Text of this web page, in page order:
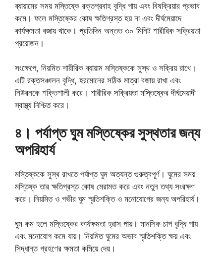
ব্যায়ামের সময় মস্তিষ্কে রক্তপ্রবাহ বৃদ্ধি পায় এবং বিষক্রিয়ার প্রভাব
কমে। ফলে মস্তিষ্কের কোষ ক্ষতিগ্রস্ত হয় না এবং দীর্ঘমেয়াদে
কার্যক্ষমতা বজায় থাকে। প্রতিদিন অন্তত ৩০ মিনিট শারীরিক সক্রিয়তা
প্রয়োজন।
সংক্ষেপে, নিয়মিত শারীরিক ব্যায়াম মস্তিষ্ককে সুস্থ ও সক্রিয় রাখে।
এটি রক্তসঞ্চালন বৃদ্ধি, হরমোনের সঠিক মাত্রা বজায় রাখা এবং
নিউরনকে শক্তিশালী করে। শারীরিক সক্রিয়তা মস্তিষ্কের দীর্ঘমেয়াদী
স্বাস্থ্য নিশ্চিত করে।
৪। পর্যাপ্ত ঘুম মস্তিষ্কের সুস্থতার জন্য
অপরিহার্য
মস্তিষ্ককে সুস্থ রাখতে পর্যাপ্ত ঘুম অত্যন্ত গুরুত্বপূর্ণ। ঘুমের সময়
মস্তিষ্ক তার ক্ষতিগ্রস্ত কোষ মেরামত করে এবং নতুন তথ্য সংরক্ষণ
করে। নিয়মিত ও গভীর ঘুম স্মৃতিশক্তি ও মনোযোগের জন্য অপরিহার্য।
ঘুম কম হলে মস্তিষ্কের কার্যক্ষমতা হ্রাস পায়। মানসিক চাপ বৃদ্ধি পায়
এবং মনোযোগ কমে যায়। নিয়মিত ঘুমের অভাব স্মৃতিশক্তি ক্ষয় এবং
সিদ্ধান্ত গ্রহণের ক্ষমতা কমিয়ে দেয়।